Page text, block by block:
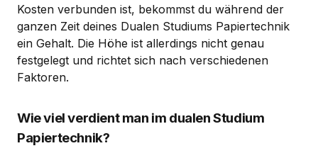
Kosten verbunden ist, bekommst du während der
ganzen Zeit deines Dualen Studiums Papiertechnik
ein Gehalt. Die Höhe ist allerdings nicht genau
festgelegt und richtet sich nach verschiedenen
Faktoren.
Wie viel verdient man im dualen Studium
Papiertechnik?